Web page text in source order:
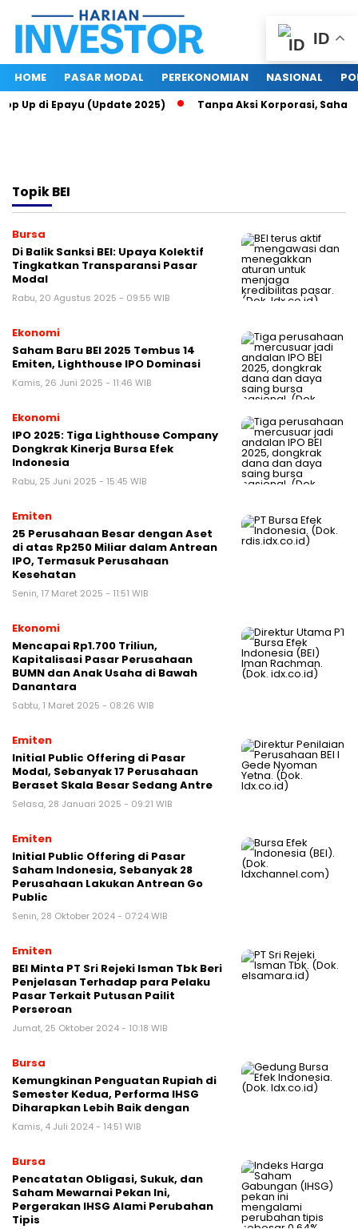
HOME PASAR MODAL PEREKONOMIAN NASIONAL
Up di Epayu (Update 2025) Tanpa Aksi Korporasi, Saham
TopikBEI
Bursa
Di Balik Sanksi BEI: Upaya Kolektif
Tingkatkan Transparansi Pasar
Modal
Rabu, 20 Agustus 2025 - 09:55 WIB
Ekonomi
Saham Baru BEI 2025 Tembus 14
Emiten, Lighthouse IPO Dominasi
Kamis, 26 Juni 2025 - 11:46 WIB
Ekonomi
IPO 2025: Tiga Lighthouse Company
Dongkrak Kinerja Bursa Efek
Indonesia
Rabu, 25 Juni 2025 - 15:45 WIB
Emiten
25 Perusahaan Besar dengan Aset
di atas Rp250 Miliar dalam Antrean
IPO, Termasuk Perusahaan
Kesehatan
Senin, 17 Maret 2025 - 11:51 WIB
Ekonomi
Mencapai Rp1.700 Triliun,
Kapitalisasi Pasar Perusahaan
BUMN dan Anak Usaha di Bawah
Danantara
Sabtu, 1 Maret 2025 - 08:26 WIB
Emiten
Initial Public Offering di Pasar
Modal, Sebanyak 17 Perusahaan
Beraset Skala Besar Sedang Antre
Selasa, 28 Januari 2025 - 09:21 WIB
Emiten
Initial Public Offering di Pasar
Saham Indonesia, Sebanyak 28
Perusahaan Lakukan Antrean Go
Public
Senin, 28 Oktober 2024 - 07:24 WIB
Emiten
BEI Minta PT Sri Rejeki Isman Tbk Beri
Penjelasan Terhadap para Pelaku
Pasar Terkait Putusan Pailit
Perseroan
Jumat, 25 Oktober 2024 - 10:18 WIB
Bursa
Kemungkinan Penguatan Rupiah di
Semester Kedua, Performa IHSG
Diharapkan Lebih Baik dengan
Kamis, 4 Juli 2024 - 14:51 WIB
Bursa
Pencatatan Obligasi, Sukuk, dan
Saham Mewarnai Pekan Ini,
Pergerakan IHSG Alami Perubahan
Tipis
ID